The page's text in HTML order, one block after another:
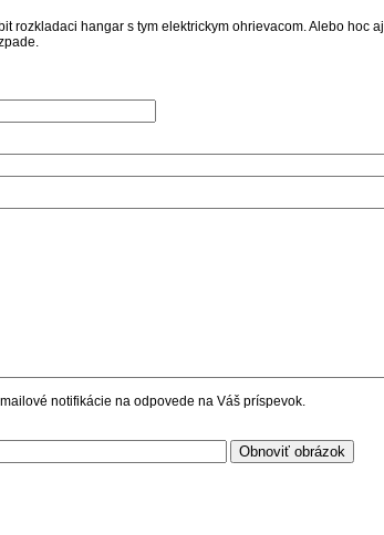
rozkladaci hangar s tym elektrickym ohrievacom. Alebo hoc aj
notifikácie na odpovede na Váš príspevok.